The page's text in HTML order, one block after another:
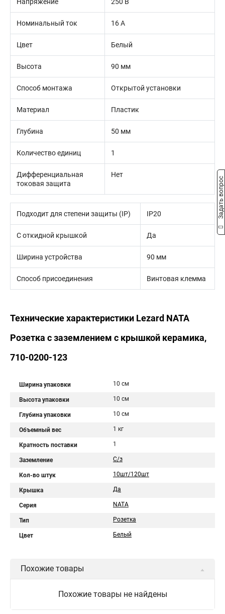
Номинальный ток 16 А
Цвет Белый
Высота 90 мм
Способ монтажа Открытой установки
Материал Пластик
Глубина 50 мм
Количество единиц 1
Дифференциальная
токовая защита
Нет
Подходит для степени защиты (IP) IP20
С откидной крышкой Да
Ширина устройства 90 мм
Способ присоединения Винтовая клемма
Технические характеристики Lezard NATA
Розетка с заземлением с крышкой керамика,
710-0200-123
Ширина упаковки 10 см
Высота упаковки 10 см
Глубина упаковки 10 см
Объемный вес 1 кг
Кратность поставки 1
Заземление С/з
Кол-во штук 10шт/120шт
Крышка Да
Серия NATA
Тип Розетка
Цвет Белый
Похожие товары
Похожие товары не найдены
Задать вопрос